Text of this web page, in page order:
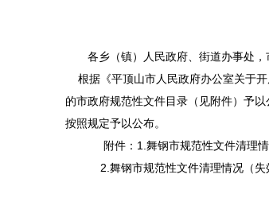
各乡（镇）人民政府、街道办事处，
根据《平顶山市人民政府办公室关于开
的市政府规范性文件目录（见附件）予
按照规定予以公布。
附件：1.舞钢市规范性文件清理情
2.舞钢市规范性文件清理情况（失效